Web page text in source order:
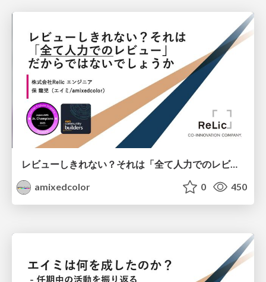
レビューしきれない？それは「全て人力でのレビュー」だからではないでしょうか
amixedcolor
0 450